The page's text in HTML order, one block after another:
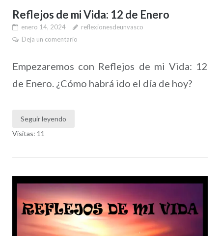
Reflejos de mi Vida: 12 de Enero
enero 14, 2024
reflexionesdeunvasco
Deja un comentario
Empezaremos con Reflejos de mi Vida: 12
de Enero. ¿Cómo habrá ido el día de hoy?
Seguir leyendo
Visitas: 11